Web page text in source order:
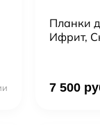
Планки
Ифрит,
7 500